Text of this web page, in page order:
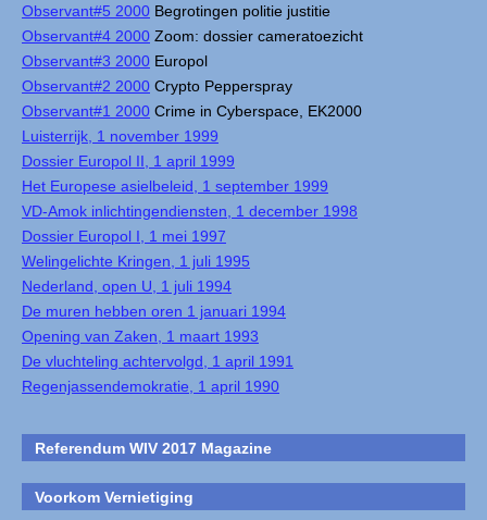
Observant#5 2000 Begrotingen politie justitie
Observant#4 2000 Zoom: dossier cameratoezicht
Observant#3 2000 Europol
Observant#2 2000 Crypto Pepperspray
Observant#1 2000 Crime in Cyberspace, EK2000
Luisterrijk, 1 november 1999
Dossier Europol II, 1 april 1999
Het Europese asielbeleid, 1 september 1999
VD-Amok inlichtingendiensten, 1 december 1998
Dossier Europol I, 1 mei 1997
Welingelichte Kringen, 1 juli 1995
Nederland, open U, 1 juli 1994
De muren hebben oren 1 januari 1994
Opening van Zaken, 1 maart 1993
De vluchteling achtervolgd, 1 april 1991
Regenjassendemokratie, 1 april 1990
Referendum WIV 2017 Magazine
Voorkom Vernietiging